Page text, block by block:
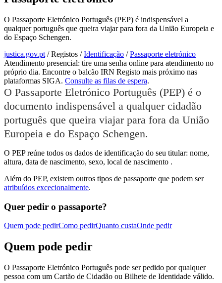
O Passaporte Eletrónico Português (PEP) é indispensável a
qualquer português que queira viajar para fora da União Europeia e
do Espaço Schengen.
justica.gov.pt /Registos /Identificação /Passaporte eletrónico
Atendimento presencial: tire uma senha online para atendimento no
próprio dia. Encontre o balcão IRN Registo mais próximo nas
plataformas SIGA. Consulte as filas de espera.
O Passaporte Eletrónico Português (PEP) é o
documento indispensável a qualquer cidadão
português que queira viajar para fora da União
Europeia e do Espaço Schengen.
O PEP reúne todos os dados de identificação do seu titular: nome,
altura, data de nascimento, sexo, local de nascimento .
Além do PEP, existem outros tipos de passaporte que podem ser
atribuídos excecionalmente.
Quer pedir o passaporte?
Quem pode pedirComo pedirQuanto custaOnde pedir
Quem pode pedir
O Passaporte Eletrónico Português pode ser pedido por qualquer
pessoa com um Cartão de Cidadão ou Bilhete de Identidade válido.